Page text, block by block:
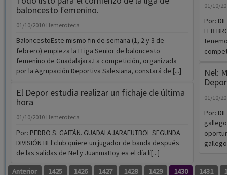
baloncesto femenino.
01/10/2010 Hemeroteca
BaloncestoEste mismo fin de semana (1, 2 y 3 de
febrero) empieza la I Liga Senior de baloncesto
femenino de Guadalajara.La competición, organizada
por la Agrupación Deportiva Salesiana, constará de [...]
El Depor estudia realizar un fichaje de última
hora
01/10/2010 Hemeroteca
Por: PEDRO S. GAITÁN. GUADALAJARAFUTBOL SEGUNDA
DIVISIÓN BEl club quiere un jugador de banda después
de las salidas de Nel y JuanmaHoy es el día lí[...]
01/10/
Por:
LEB
Nel:
01/10/
Por:
Anterior 1425 1426 1427 1428 1429 1430 1431